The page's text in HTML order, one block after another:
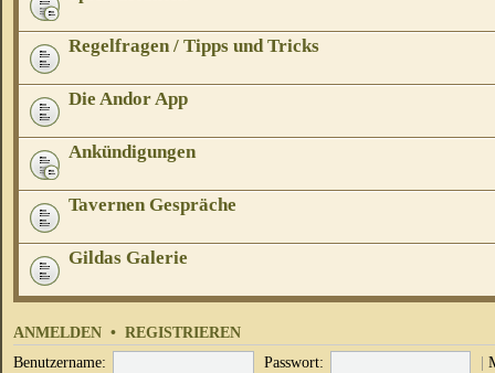
Regelfragen / Tipps und Tricks
Die Andor App
Ankündigungen
Tavernen Gespräche
Gildas Galerie
ANMELDEN • REGISTRIEREN
Benutzername: Passwort: |